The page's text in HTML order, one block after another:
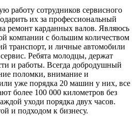
работу сотрудников сервисного
их за профессиональный
ремонт карданных валов. Являюсь
компании с большим количеством
транспорт, и личные автомобили
сервис. Ребята молодцы, держат
и работы. Всегда добродушный
поломки, внимание и
уже порядка 20 машин у них, все
более 100 000 километров без
уходи порядка двух часов.
и подходом к бизнесу.